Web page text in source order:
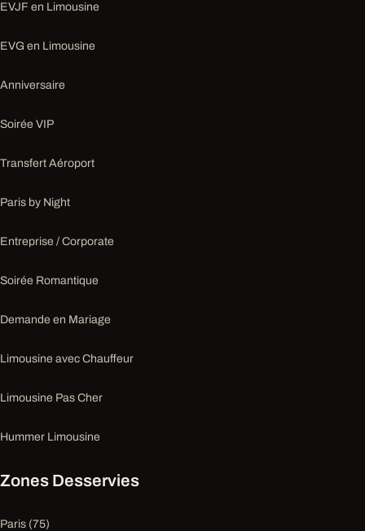
EVJF en Limousine
EVG en Limousine
Anniversaire
Soirée VIP
Transfert Aéroport
Paris by Night
Entreprise / Corporate
Soirée Romantique
Demande en Mariage
Limousine avec Chauffeur
Limousine Pas Cher
Hummer Limousine
Zones Desservies
Paris (75)